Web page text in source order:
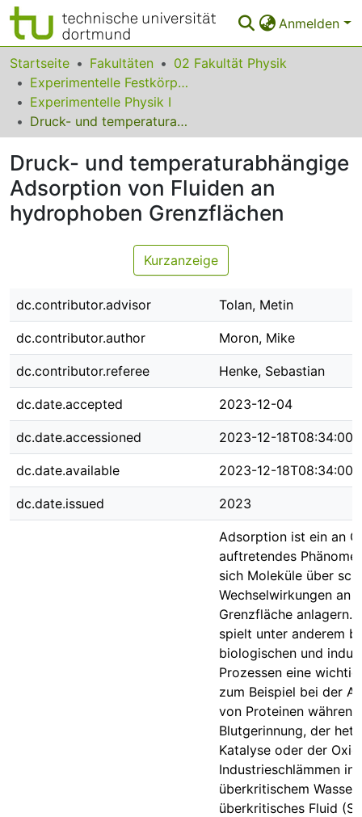
Anmelden
Bereiche & Sammlungen
Das gesamte Repositorium
Statistiken
FAQ
Leitlinien
Zurück zur Startseite
Startseite Fakultäten
02 Fakultät Physik
Experimentelle Festkörperphysik
Experimentelle Physik I
Druck- und temperaturabhängige Adsorption von Fluiden an hydrophoben Grenzflächen
Druck- und temperaturabhängige
Adsorption von Fluiden an
hydrophoben Grenzflächen
Kurzanzeige
dc.contributor.advisor Tolan, Metin
dc.contributor.author Moron, Mike
dc.contributor.referee Henke, Sebastian
dc.date.accepted 2023-12-04
dc.date.accessioned 2023-12-18T08:34:00Z
dc.date.available 2023-12-18T08:34:00Z
dc.date.issued 2023
Adsorption ist ein an
auftretendes
sich Moleküle über
Wechselwirkungen an
Grenzfläche anlagern.
spielt unter anderem
biologischen und
Prozessen eine
zum Beispiel bei der
von Proteinen
Blutgerinnung, der
Katalyse oder der
Industrieschlämmen in
überkritischem
überkritisches Fluid